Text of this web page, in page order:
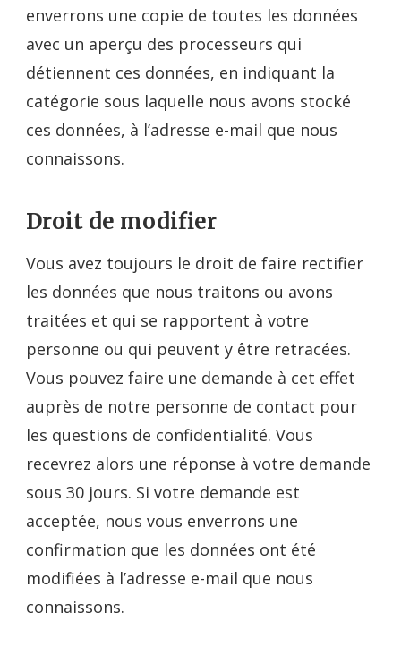
enverrons une copie de toutes les données
avec un aperçu des processeurs qui
détiennent ces données, en indiquant la
catégorie sous laquelle nous avons stocké
ces données, à l’adresse e-mail que nous
connaissons.
Droit de modifier
Vous avez toujours le droit de faire rectifier
les données que nous traitons ou avons
traitées et qui se rapportent à votre
personne ou qui peuvent y être retracées.
Vous pouvez faire une demande à cet effet
auprès de notre personne de contact pour
les questions de confidentialité. Vous
recevrez alors une réponse à votre demande
sous 30 jours. Si votre demande est
acceptée, nous vous enverrons une
confirmation que les données ont été
modifiées à l’adresse e-mail que nous
connaissons.